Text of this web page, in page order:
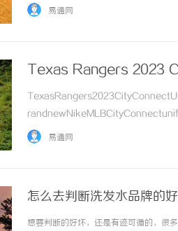
易通网
Texas Rangers 2023
fielddebutthis... ...……
易通网
怎么去判断洗发水品牌的
想要判断的好坏，还是有迹可循的，很